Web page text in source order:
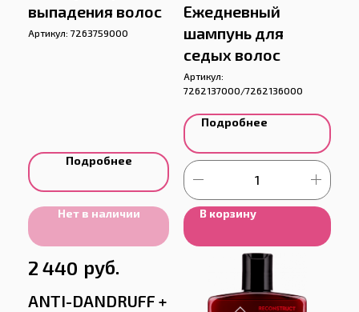
выпадения волос
Артикул: 7263759000
Подробнее
Нет в наличии
Ежедневный
шампунь для
седых волос
Артикул:
7262137000/7262136000
Подробнее
В корзину
2 440 руб.
ANTI-DANDRUFF +